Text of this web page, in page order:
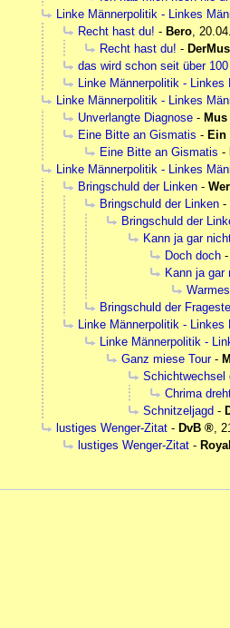
Linke Männerpolitik - Linkes
Recht hast du! - Bero
Recht hast du! -
das wird schon seit über
Linke Männerpolitik - Linkes
Linke Männerpolitik - Linkes
Unverlangte Diagnose -
Eine Bitte an Gismatis - Ein
Eine Bitte an Gismatis -
Linke Männerpolitik - Linkes
Bringschuld der Linken -
Bringschuld der Linken -
Bringschuld der
Kann ja gar
Doch doch -
Kann ja gar
Bringschuld der
Linke Männerpolitik - Linkes
Linke Männerpolitik -
Ganz miese Tour-
Schichtwechsel
Chrima
Schnitzeljagd -
lustiges Wenger-Zitat - DvB
lustiges Wenger-Zitat -